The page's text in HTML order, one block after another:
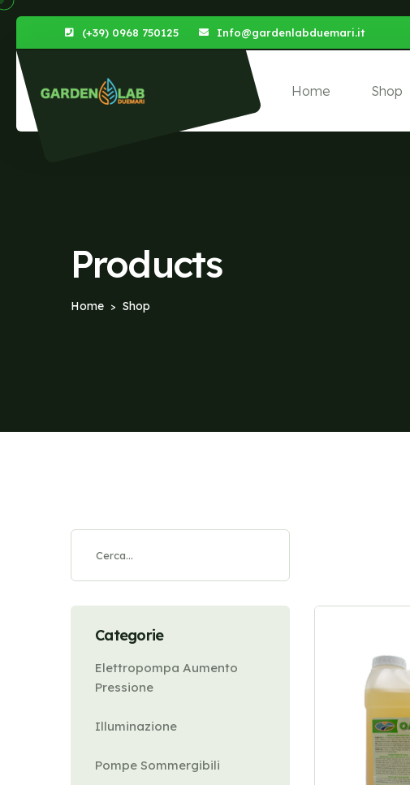
(+39) 0968 750125 Info@gardenlabduemari.it
Home Shop
Products
Home > Shop
Categorie
Elettropompa Aumento
Pressione
Illuminazione
Pompe Sommergibili